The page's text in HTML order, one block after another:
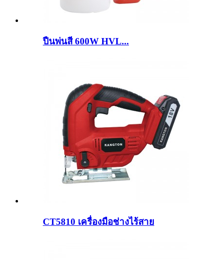
ปืนพ่นสี 600W HVL...
CT5810 เครื่องมือช่างไร้สาย